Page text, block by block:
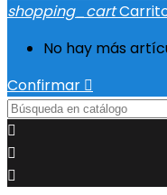
shopping_cart
No hay más
Confirmar 


